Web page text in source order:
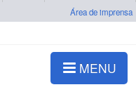
Área de imprensa
MENU